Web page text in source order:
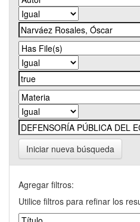
Iniciar nueva búsqueda
Agregar filtros:
Utilice filtros para refinar los